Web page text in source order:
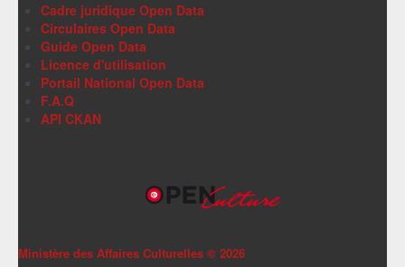
Cadre juridique Open Data
Circulaires Open Data
Guide Open Data
Licence d'utilisation
Portail National Open Data
F.A.Q
API CKAN
Ministère des Affaires Culturelles © 2026